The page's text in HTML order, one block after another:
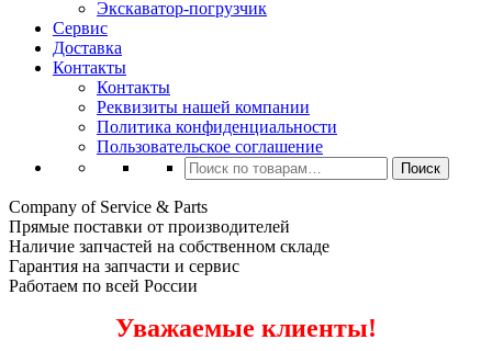
Экскаватор-погрузчик
Сервис
Доставка
Контакты
Контакты
Реквизиты нашей компании
Политика конфиденциальности
Пользовательское соглашение
Искать:
Поиск
Company of Service & Parts
Прямые поставки от производителей
Наличие запчастей на собственном складе
Гарантия на запчасти и сервис
Работаем по всей России
Уважаемые клиенты!